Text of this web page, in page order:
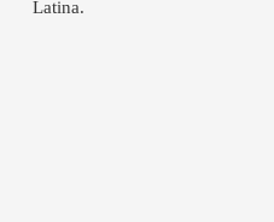
Latina.